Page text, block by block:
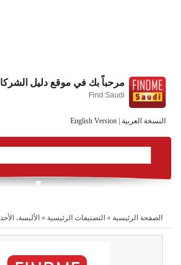
النسخة العربية English Version
مرحباً بك في موقع دليل
Find Saudi
الصفحة الرئيسية » التصنيفات الرئيسية » الألبسة،